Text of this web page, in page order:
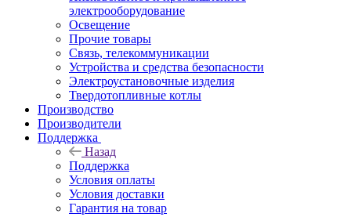
электрооборудование
Освещение
Прочие товары
Связь, телекоммуникации
Устройства и средства безопасности
Электроустановочные изделия
Твердотопливные котлы
Производство
Производители
Поддержка
Назад
Поддержка
Условия оплаты
Условия доставки
Гарантия на товар